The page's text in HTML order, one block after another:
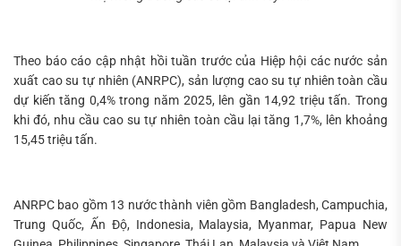
Theo báo cáo cập nhật hồi tuần trước của Hiệp hội các nước sản
xuất cao su tự nhiên (ANRPC), sản lượng cao su tự nhiên toàn cầu
dự kiến tăng 0,4% trong năm 2025, lên gần 14,92 triệu tấn. Trong
khi đó, nhu cầu cao su tự nhiên toàn cầu lại tăng 1,7%, lên khoảng
15,45 triệu tấn.
ANRPC bao gồm 13 nước thành viên gồm Bangladesh, Campuchia,
Trung Quốc, Ấn Độ, Indonesia, Malaysia, Myanmar, Papua New